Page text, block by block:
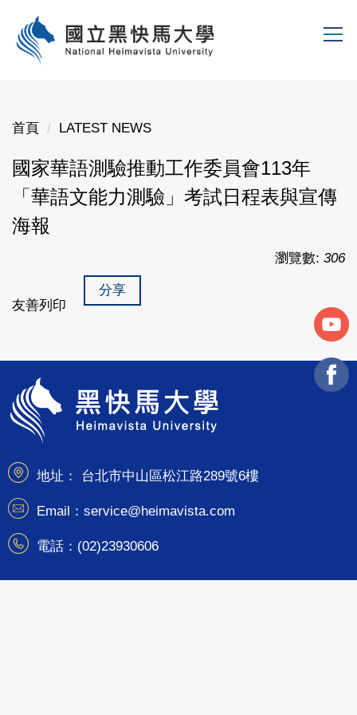
到
主
區
首頁 LATEST NEWS
國家華語測驗推動工作委員會113年
「華語文能力測驗」考試日程表與宣傳
海報
瀏覽數: 306
友善列印
分享
地址： 台北市中山區松江路289號6樓
Email：service@heimavista.com
電話：(02)23930606